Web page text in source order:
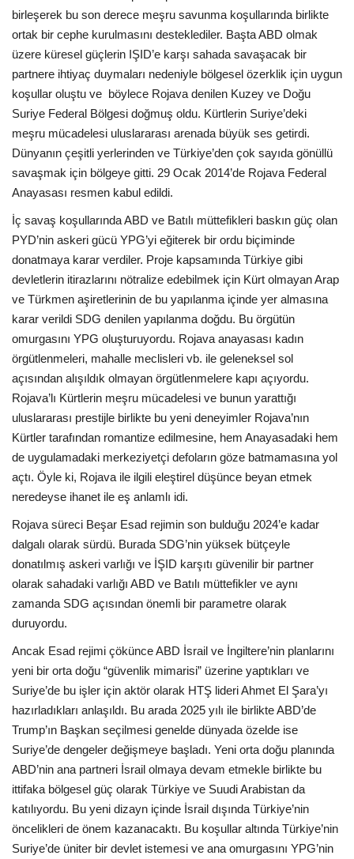
birleşerek bu son derece meşru savunma koşullarında birlikte
ortak bir cephe kurulmasını desteklediler. Başta ABD olmak
üzere küresel güçlerin IŞID’e karşı sahada savaşacak bir
partnere ihtiyaç duymaları nedeniyle bölgesel özerklik için uygun
koşullar oluştu ve böylece Rojava denilen Kuzey ve Doğu
Suriye Federal Bölgesi doğmuş oldu. Kürtlerin Suriye’deki
meşru mücadelesi uluslararası arenada büyük ses getirdi.
Dünyanın çeşitli yerlerinden ve Türkiye’den çok sayıda gönüllü
savaşmak için bölgeye gitti. 29 Ocak 2014’de Rojava Federal
Anayasası resmen kabul edildi.
İç savaş koşullarında ABD ve Batılı müttefikleri baskın güç olan
PYD’nin askeri gücü YPG’yi eğiterek bir ordu biçiminde
donatmaya karar verdiler. Proje kapsamında Türkiye gibi
devletlerin itirazlarını nötralize edebilmek için Kürt olmayan Arap
ve Türkmen aşiretlerinin de bu yapılanma içinde yer almasına
karar verildi SDG denilen yapılanma doğdu. Bu örgütün
omurgasını YPG oluşturuyordu. Rojava anayasası kadın
örgütlenmeleri, mahalle meclisleri vb. ile geleneksel sol
açısından alışıldık olmayan örgütlenmelere kapı açıyordu.
Rojava’lı Kürtlerin meşru mücadelesi ve bunun yarattığı
uluslararası prestijle birlikte bu yeni deneyimler Rojava’nın
Kürtler tarafından romantize edilmesine, hem Anayasadaki hem
de uygulamadaki merkeziyetçi defoların göze batmamasına yol
açtı. Öyle ki, Rojava ile ilgili eleştirel düşünce beyan etmek
neredeyse ihanet ile eş anlamlı idi.
Rojava süreci Beşar Esad rejimin son bulduğu 2024’e kadar
dalgalı olarak sürdü. Burada SDG’nin yüksek bütçeyle
donatılmış askeri varlığı ve İŞID karşıtı güvenilir bir partner
olarak sahadaki varlığı ABD ve Batılı müttefikler ve aynı
zamanda SDG açısından önemli bir parametre olarak
duruyordu.
Ancak Esad rejimi çökünce ABD İsrail ve İngiltere’nin planlarını
yeni bir orta doğu “güvenlik mimarisi” üzerine yaptıkları ve
Suriye’de bu işler için aktör olarak HTŞ lideri Ahmet El Şara’yı
hazırladıkları anlaşıldı. Bu arada 2025 yılı ile birlikte ABD’de
Trump’ın Başkan seçilmesi genelde dünyada özelde ise
Suriye’de dengeler değişmeye başladı. Yeni orta doğu planında
ABD’nin ana partneri İsrail olmaya devam etmekle birlikte bu
ittifaka bölgesel güç olarak Türkiye ve Suudi Arabistan da
katılıyordu. Bu yeni dizayn içinde İsrail dışında Türkiye’nin
öncelikleri de önem kazanacaktı. Bu koşullar altında Türkiye’nin
Suriye’de üniter bir devlet istemesi ve ana omurgasını YPG’nin